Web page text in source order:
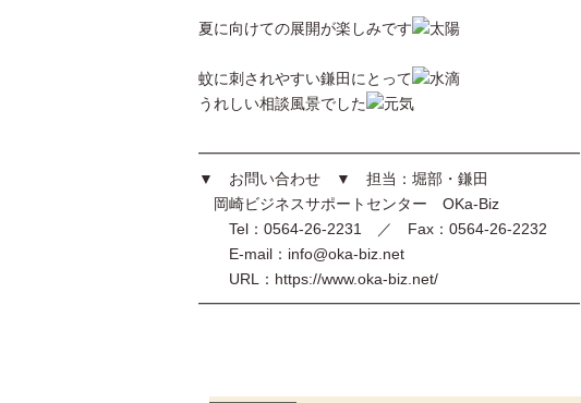
夏に向けての展開が楽しみです
蚊に刺されやすい鎌田にとって
うれしい相談風景でした
━━━━━━━━━━━━━━━━━━━━━━━━━
▼ お問い合わせ ▼ 担当：堀部・鎌田
岡崎ビジネスサポートセンター OKa-Biz
Tel：0564-26-2231 ／ Fax：0564-26-2232
E-mail：info@oka-biz.net
URL：https://www.oka-biz.net/
━━━━━━━━━━━━━━━━━━━━━━━━━